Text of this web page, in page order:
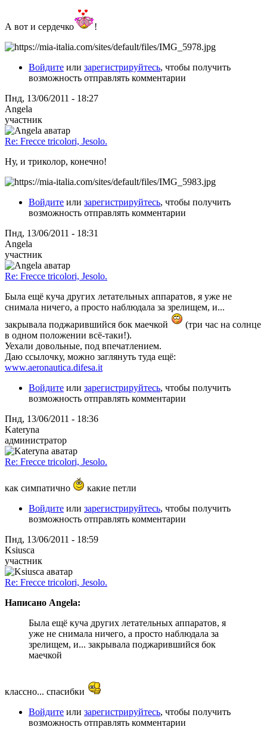
А вот и сердечко !
Войдите или зарегистрируйтесь, чтобы получить
возможность отправлять комментарии
Пнд, 13/06/2011 - 18:27
Angela
участник
Re: Frecce tricolori, Jesolo.
Ну, и триколор, конечно!
Войдите или зарегистрируйтесь, чтобы получить
возможность отправлять комментарии
Пнд, 13/06/2011 - 18:31
Angela
участник
Re: Frecce tricolori, Jesolo.
Была ещё куча других летательных аппаратов, я уже не
снимала ничего, а просто наблюдала за зрелищем, и...
закрывала поджарившийся бок маечкой
(три час на солнце
в одном положении всё-таки!).
Уехали довольные, под впечатлением.
Даю ссылочку, можно заглянуть туда ещё:
www.aeronautica.difesa.it
Войдите или зарегистрируйтесь, чтобы получить
возможность отправлять комментарии
Пнд, 13/06/2011 - 18:36
Kateryna
администратор
Re: Frecce tricolori, Jesolo.
как симпатично
какие петли
Войдите или зарегистрируйтесь, чтобы получить
возможность отправлять комментарии
Пнд, 13/06/2011 - 18:59
Ksiusca
участник
Re: Frecce tricolori, Jesolo.
Написано Angela:
Была ещё куча других летательных аппаратов, я
уже не снимала ничего, а просто наблюдала за
зрелищем, и... закрывала поджарившийся бок
маечкой
классно... спасибки
Войдите или зарегистрируйтесь, чтобы получить
возможность отправлять комментарии